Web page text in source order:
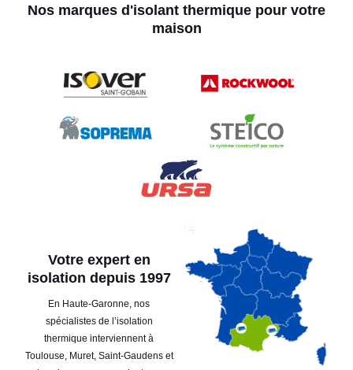
Nos marques d'isolant thermique pour votre
maison
Votre expert en
isolation depuis 1997
En Haute-Garonne, nos
spécialistes de l’isolation
thermique interviennent à
Toulouse, Muret, Saint-Gaudens et